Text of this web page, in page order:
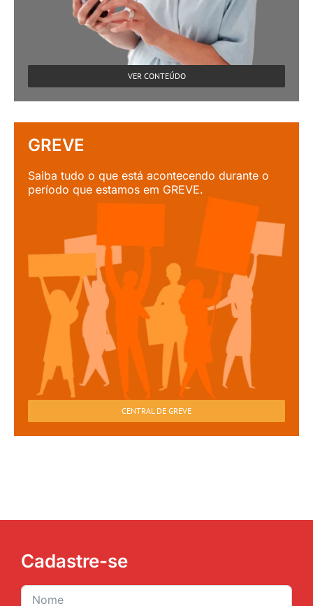
VER CONTEÚDO
GREVE
Saiba tudo o que está acontecendo durante o
período que estamos em GREVE.
CENTRAL DE GREVE
Cadastre-se